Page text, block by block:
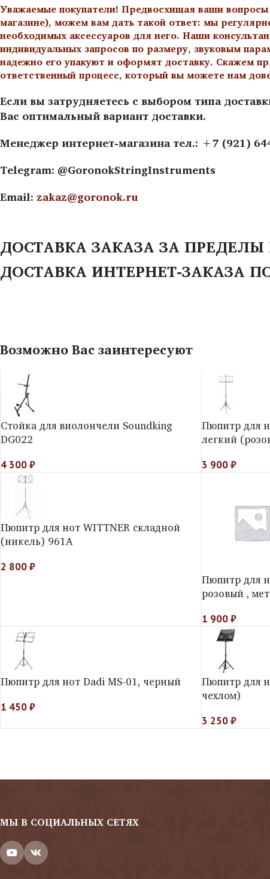
Уважаемые покупатели! Предвосхищая ваши вопросы
магазине), можем вам дать такой ответ: мы
необходимых аксессуаров для него. Наши
индивидуальных запросов по размеру, звуковым
надежно его упакуют и оформят доставку. Скажем
ответственный процесс, который вы можете нам
Если вы затрудняетесь с выбором типа
Вас оптимальный вариант доставки.
Менеджер интернет-магазина тел.: +7 (921)
Telegram: @GoronokStringInstruments
Email: zakaz@goronok.ru
ДОСТАВКА ЗАКАЗА ЗА
ДОСТАВКА ИНТЕРНЕТ-ЗАКАЗА
Возможно Вас заинтересуют
Стойка для виолончели Soundking
DG022
4 300₽
Пюпитр для
легкий
3 900₽
Пюпитр для нот WITTNER складной
(никель) 961A
2 800₽
Пюпитр для
розовый ,
1 900₽
Пюпитр для нот Dadi MS-01, черный
1 450₽
Пюпитр для
чехлом)
3 250₽
МЫ В СОЦИАЛЬНЫХ СЕТЯХ